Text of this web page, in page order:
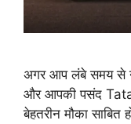
अगर आप लंबे समय से
और आपकी पसंद
बेहतरीन मौका साबित